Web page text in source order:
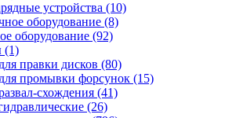
устройства (10)
оборудование (8)
оборудование (92)
(1)
правки дисков (80)
промывки форсунок (15)
схождения (41)
(26)